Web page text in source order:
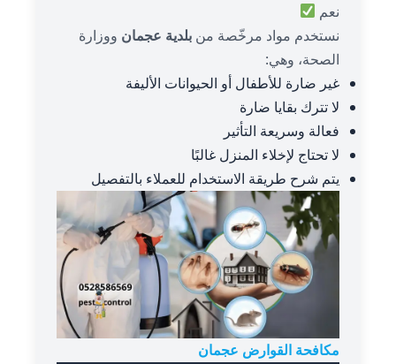
نعم
نستخدم مواد مرخّصة من بلدية عجمان ووزارة
الصحة، وهي:
غير ضارة للأطفال أو الحيوانات الأليفة
لا تترك بقايا ضارة
فعالة وسريعة التأثير
لا تحتاج لإخلاء المنزل غالبًا
يتم شرح طريقة الاستخدام للعملاء بالتفصيل
مكافحة القوارض عجمان